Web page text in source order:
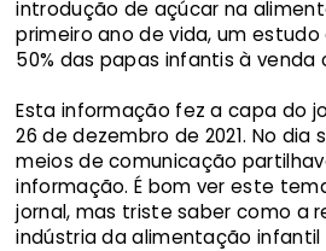
introdução de açúcar na
primeiro ano de vida, um estudo
50% das papas infantis à venda
Esta informação fez a capa do
26 de dezembro de 2021. No dia
meios de comunicação
informação. É bom ver este
jornal, mas triste saber como a
indústria da alimentação infantil